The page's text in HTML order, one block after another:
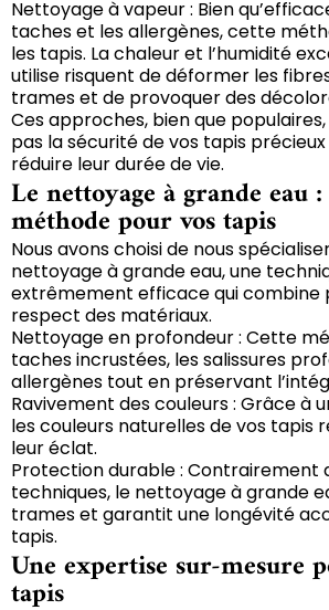
Nettoyage à vapeur : Bien
taches et les allergènes, cette
les tapis. La chaleur et l’humidité
utilise risquent de déformer les
trames et de provoquer des
Ces approches, bien que
pas la sécurité de vos tapis
réduire leur durée de vie.
Le nettoyage à grande eau
méthode pour vos tapis
Nous avons choisi de nous
nettoyage à grande eau, une
extrêmement efficace qui
respect des matériaux.
Nettoyage en profondeur : Cette
taches incrustées, les salissures
allergènes tout en préservant
Ravivement des couleurs : Grâce à
les couleurs naturelles de vos tapis
leur éclat.
Protection durable : Contrairement
techniques, le nettoyage à grande
trames et garantit une longévité
tapis.
Une expertise sur-mesure
tapis